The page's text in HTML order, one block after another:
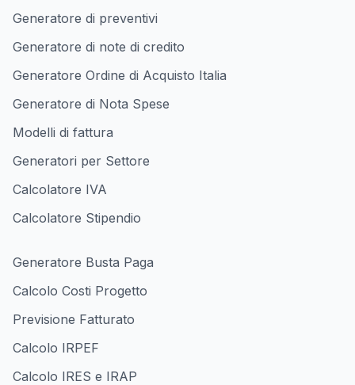
Generatore di preventivi
Generatore di note di credito
Generatore Ordine di Acquisto Italia
Generatore di Nota Spese
Modelli di fattura
Generatori per Settore
Calcolatore IVA
Calcolatore Stipendio
Generatore Busta Paga
Calcolo Costi Progetto
Previsione Fatturato
Calcolo IRPEF
Calcolo IRES e IRAP